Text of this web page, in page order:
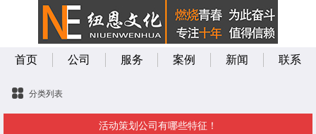
首页 公司 服务 案例 新闻 联系
分类列表
活动策划公司有哪些特征！